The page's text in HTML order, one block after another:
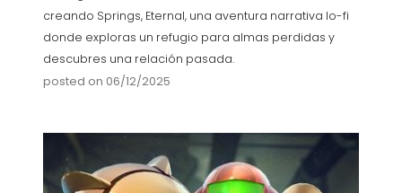
creando Springs, Eternal, una aventura narrativa lo-fi
donde exploras un refugio para almas perdidas y
descubres una relación pasada.
posted on 06/12/2025